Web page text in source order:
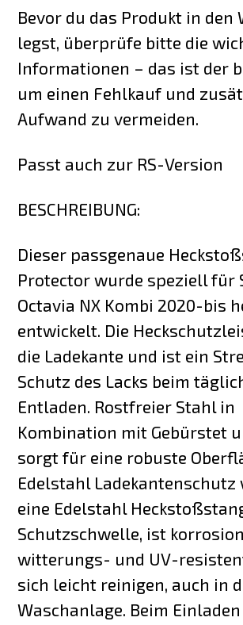
Bevor du das Produkt in den
legst, überprüfe bitte die
Informationen – das ist der
um einen Fehlkauf und
Aufwand zu vermeiden.
Passt auch zur RS-Version
BESCHREIBUNG:
Dieser passgenaue
Protector wurde speziell für
Octavia NX Kombi 2020-bis
entwickelt. Die
die Ladekante und ist ein
Schutz des Lacks beim
Entladen. Rostfreier Stahl in
Kombination mit Gebürstet
sorgt für eine robuste
Edelstahl Ladekantenschutz
eine Edelstahl
Schutzschwelle, ist
witterungs- und UV-
sich leicht reinigen, auch in
Waschanlage. Beim